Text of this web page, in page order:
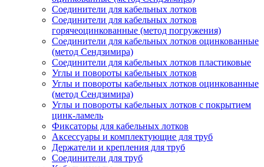
Соединители для кабельных лотков
Соединители для кабельных лотков
горячеоцинкованные (метод погружения)
Соединители для кабельных лотков оцинкованные
(метод Сендзимира)
Соединители для кабельных лотков пластиковые
Углы и повороты кабельных лотков
Углы и повороты кабельных лотков оцинкованные
(метод Сендзимира)
Углы и повороты кабельных лотков с покрытием
цинк-ламель
Фиксаторы для кабельных лотков
Аксессуары и комплектующие для труб
Держатели и крепления для труб
Соединители для труб